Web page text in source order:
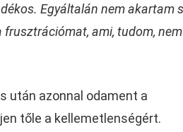
Egyáltalán nem akartam
ami, tudom,
után azonnal odament a
tőle a kellemetlenségért.